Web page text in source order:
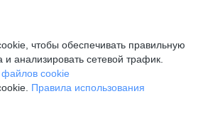
чтобы обеспечивать правильную
анализировать сетевой трафик.
файлов cookie
Правила использования